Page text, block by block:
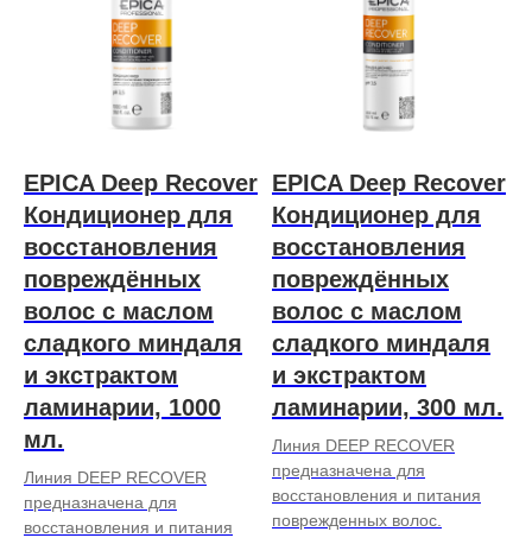
EPICA Deep Recover
Кондиционер для
восстановления
повреждённых
волос с маслом
сладкого миндаля
и экстрактом
ламинарии, 1000
мл.
Линия DEEP RECOVER
предназначена для
восстановления и питания
EPICA Deep Recover
Кондиционер для
восстановления
повреждённых
волос с маслом
сладкого миндаля
и экстрактом
ламинарии, 300 мл.
Линия DEEP RECOVER
предназначена для
восстановления и питания
поврежденных волос.